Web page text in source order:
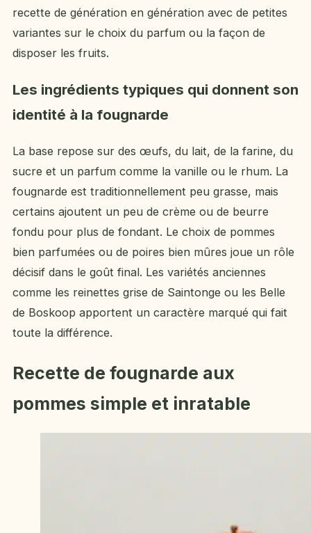
recette de génération en génération avec de petites
variantes sur le choix du parfum ou la façon de
disposer les fruits.
Les ingrédients typiques qui donnent son
identité à la fougnarde
La base repose sur des œufs, du lait, de la farine, du
sucre et un parfum comme la vanille ou le rhum. La
fougnarde est traditionnellement peu grasse, mais
certains ajoutent un peu de crème ou de beurre
fondu pour plus de fondant. Le choix de pommes
bien parfumées ou de poires bien mûres joue un rôle
décisif dans le goût final. Les variétés anciennes
comme les reinettes grise de Saintonge ou les Belle
de Boskoop apportent un caractère marqué qui fait
toute la différence.
Recette de fougnarde aux
pommes simple et inratable